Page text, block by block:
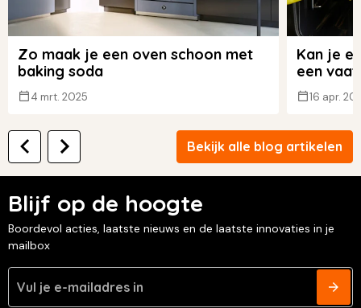
Zo maak je een oven schoon met
baking soda
4 mrt. 2025
Kan je
een
16 apr.
Bekijk alle blog artikelen
Blijf op de hoogte
Boordevol acties, laatste nieuws en de laatste innovaties in je
mailbox